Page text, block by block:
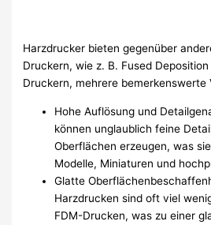
Harzdrucker bieten gegenüber
Druckern, wie z. B. Fused
Druckern, mehrere bemerkenswerte
Hohe Auflösung und
können unglaublich feine
Oberflächen erzeugen, was
Modelle, Miniaturen und
Glatte
Harzdrucken sind oft viel
FDM-Drucken, was zu einer